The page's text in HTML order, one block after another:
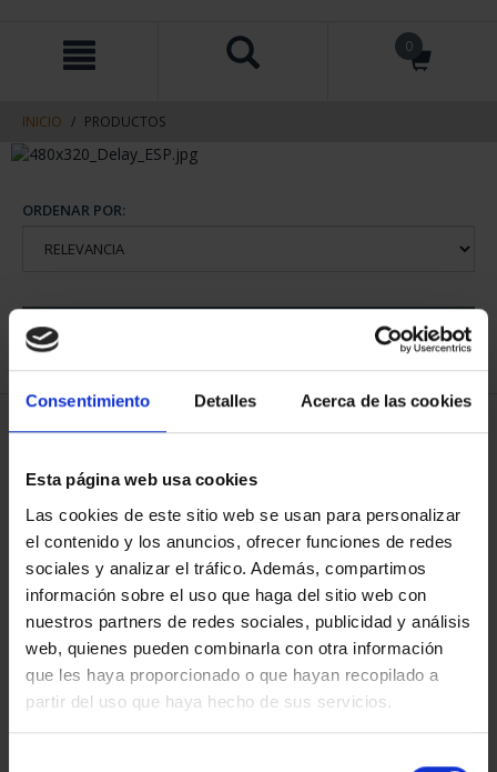
Consentimiento Detalles Acerca de las cookies
Esta página web usa cookies
Las cookies de este sitio web se usan para personalizar
el contenido y los anuncios, ofrecer funciones de redes
sociales y analizar el tráfico. Además, compartimos
información sobre el uso que haga del sitio web con
nuestros partners de redes sociales, publicidad y análisis
web, quienes pueden combinarla con otra información
que les haya proporcionado o que hayan recopilado a
partir del uso que haya hecho de sus servicios.
contenido
navegacin
0
INICIO PRODUCTOS
ORDENAR POR:
1 Productos encontrados